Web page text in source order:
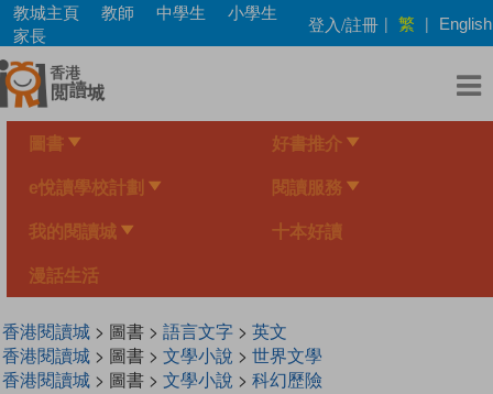
Skip
main
content
教城主頁 教師 中學生
小學生
家長
登入/註冊 | 繁 | English
圖書 好書推介
e悅讀學校計劃 閱讀服務
我的閱讀城 十本好讀
漫話生活
香港閱讀城> 圖書 > 語言文字> 英文
香港閱讀城> 圖書 > 文學小說 > 世界文學
香港閱讀城> 圖書 > 文學小說 > 科幻歷險